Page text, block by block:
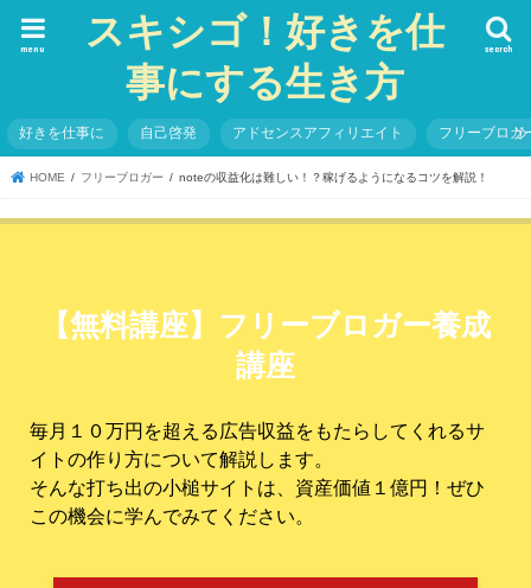
スキシゴ！好きを仕
事にする生き方
search
menu
好きを仕事に 自己啓発 アドセンスアフィリエイト フリーブロガ
HOME フリーブロガー noteの収益化は難しい！？稼げるようになるコツを解説！
【無料講座】フリーブロガー養成
講座
毎月１０万円を超える広告収益をもたらしてくれるサ
イトの作り方について解説します。
そんな打ち出の小槌サイトは、資産価値１億円！ぜひ
この機会に学んでみてください。